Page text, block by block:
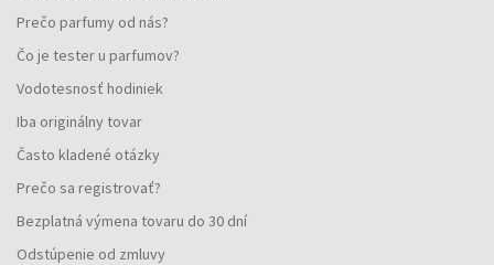
Prečo parfumy od nás?
Čo je tester u parfumov?
Vodotesnosť hodiniek
Iba originálny tovar
Často kladené otázky
Prečo sa registrovať?
Bezplatná výmena tovaru do 30 dní
Odstúpenie od zmluvy